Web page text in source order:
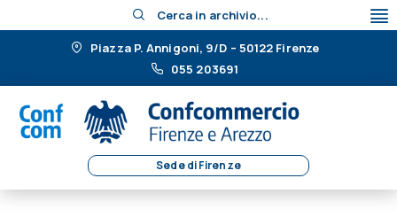
Cerca in archivio...
Piazza P. Annigoni, 9/D – 50122 Firenze
055 203691
Sede di Firenze